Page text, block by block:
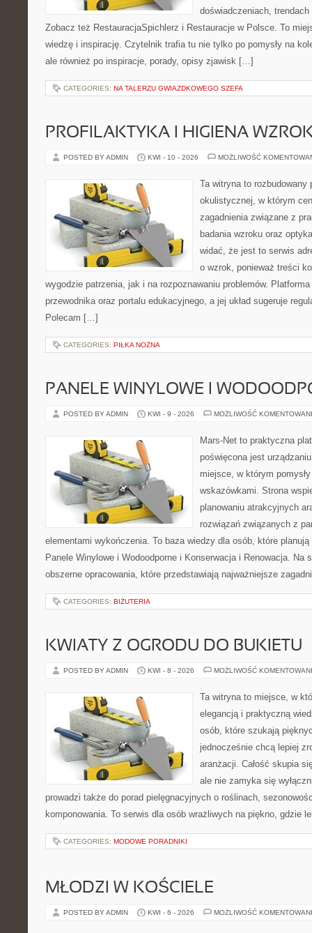
doświadczeniach,
Zobacz też RestauracjaSpichlerz i Restauracje w Polsce. To
wiedzę i inspirację. Czytelnik trafia tu nie tylko po pomysły na
ale również po inspiracje, porady, opisy zjawisk […]
CATEGORIES: NA TALERZU GWIAZDKOWEGO SZEFA
PROFILAKTYKA I HIGIENA
POSTED BY ADMIN KWI - 10 - 2026 MOŻLIWOŚĆ
Ta witryna to
okulistycznej, w którym
zagadnienia związane z
badania wzroku oraz
widać, że jest to serwis
o wzrok, ponieważ treści
wygodzie patrzenia, jak i na rozpoznawaniu problemów.
przewodnika oraz portalu edukacyjnego, a jej układ sugeruje
Polecam […]
CATEGORIES: PIŁKA NOŻNA
PANELE WINYLOWE I
POSTED BY ADMIN KWI - 9 - 2026 MOŻLIWOŚĆ
Mars-Net to praktyczna
poświęcona jest
miejsce, w którym
wskazówkami. Strona
planowaniu atrakcyjnych
rozwiązań związanych z
elementami wykończenia. To baza wiedzy dla osób, które
Panele Winylowe i Wodoodporne i Konserwacja i Renowacja. Na
obszerne opracowania, które przedstawiają najważniejsze
CATEGORIES: BIŻUTERIA
KWIATY Z OGRODU DO BUKIETU
POSTED BY ADMIN KWI - 8 - 2026 MOŻLIWOŚĆ
Ta witryna to miejsce, w
elegancją i praktyczną
osób, które szukają
jednocześnie chcą lepiej
aranżacji. Całość skupia
ale nie zamyka się
prowadzi także do porad pielęgnacyjnych o roślinach,
komponowania. To serwis dla osób wrażliwych na piękno, gdzie
CATEGORIES: MODOWE PORADNIKI
MŁODZI W KOŚCIELE
POSTED BY ADMIN KWI - 6 - 2026 MOŻLIWOŚĆ